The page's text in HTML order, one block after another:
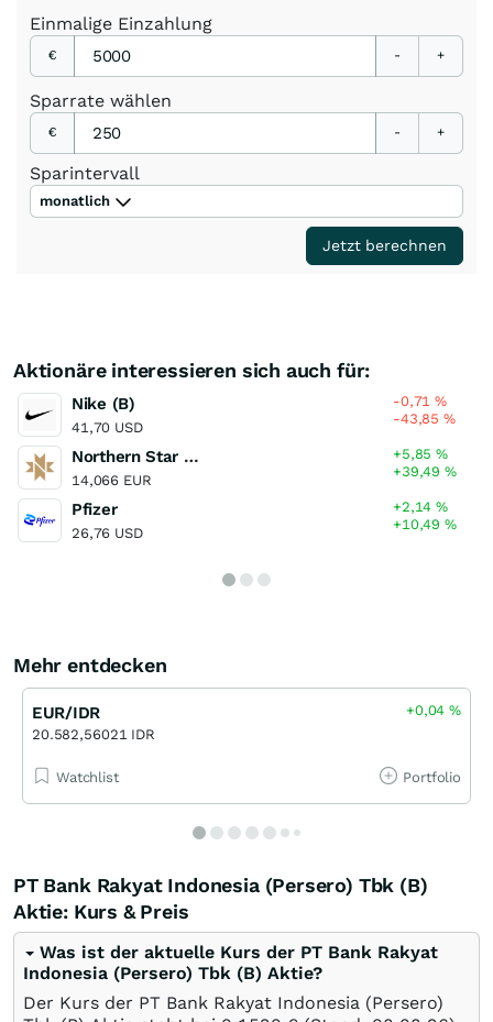
Einmalige Einzahlung
€ - +
Sparrate wählen
€ - +
Sparintervall
monatlich
Jetzt berechnen
Aktionäre interessieren sich auch für:
Nike (B)
41,70 USD
-0,71%
-43,85%
Northern Star Resources
14,066 EUR
+5,85%
+39,49%
Pfizer
26,76 USD
+2,14%
+10,49%
Mehr entdecken
EUR/IDR
20.582,56021 IDR
+0,04%
Watchlist Portfolio
PT Bank Rakyat Indonesia (Persero) Tbk (B)
Aktie: Kurs & Preis
Was ist der aktuelle Kurs der PT Bank Rakyat
Indonesia (Persero) Tbk (B) Aktie?
Der Kurs der PT Bank Rakyat Indonesia (Persero)